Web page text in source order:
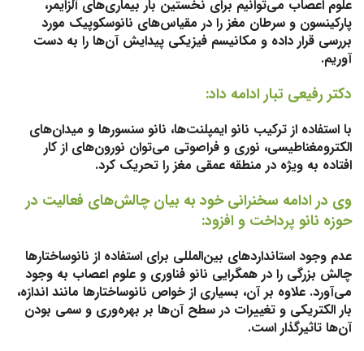
علوم اعصاب می‌توانیم برای نخستین‌ بار بیماری‌های آلزایمر،
پارکینسون و سرطان مغز را در مقیاس‌های نانوسکوپیک مورد
بررسی قرار داده و مکانیسم فیزیکی پیدایش آن‌ها را به دست
آوریم.
دکتر رفیعی تبار ادامه داد:
با استفاده از ترکیب نانو ایمپلنت‌ها، نانو سنسورها و میدان‌های
الکترومغناطیسی، نوری و فراصوتی می‌توان نورون‌های از کار
افتاده به ویژه در منطقه عمقی مغز را تحریک کرد.
وی در ادامه سخنرانی خود به بیان چالش‌های فعالیت در
حوزه نانو پرداخت و افزود:
عدم وجود استانداردهای بین‌المللی برای استفاده از نانوساختارها
چالش بزرگی را در همگرایی نانو فناوری و علوم اعصاب به وجود
می‌آورد. علاوه بر آن، بسیاری از خواص نانوساختارها مانند اندازه،
بار الکتریکی و تغییرات در سطح آن‌ها بر بهره‌وری و سمی بودن
آن‌ها تاثیرگذار است.